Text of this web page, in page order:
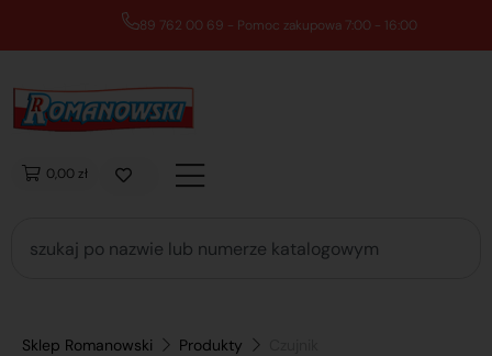
89 762 00 69 - Pomoc zakupowa 7:00 - 16:00
0,00 zł
Sklep Romanowski Produkty